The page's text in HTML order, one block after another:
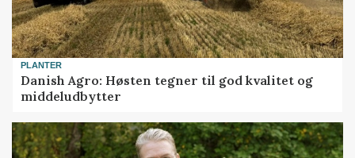
PLANTER
Danish Agro: Høsten tegner til god kvalitet og
middeludbytter